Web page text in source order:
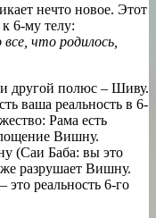
нечто новое. Этот
6-му телу:
что родилось,
другой полюс – Шиву.
ваша реальность в 6-
Рама есть
Вишну.
(Саи Баба: вы это
разрушает Вишну.
реальность 6-го